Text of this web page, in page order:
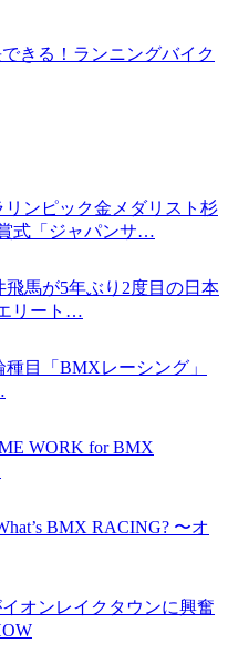
きる！ランニングバイク
ンピック金メダリスト杉
式「ジャパンサ…
飛馬が5年ぶり2度目の日本
リート…
種目「BMXレーシング」
WORK for BMX
BMX RACING? 〜オ
オンレイクタウンに興奮